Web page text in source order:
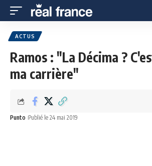
ACTUS
Ramos : "La Décima ?
ma carrière"
Punto Publié le 24 mai 2019